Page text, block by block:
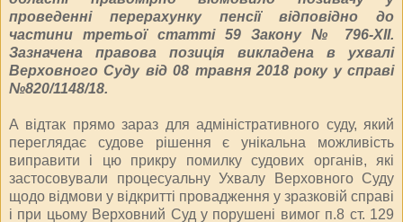
проведенні перерахунку пенсії відповідно до
частини третьої статті 59 Закону № 796-XII.
Зазначена правова позиція викладена в ухвалі
Верховного Суду від 08 травня 2018 року у справі
№820/1148/18.
А відтак прямо зараз для адміністративного суду, який
переглядає судове рішення є унікальна можливість
виправити і цю прикру помилку судових органів, які
застосовували процесуальну Ухвалу Верховного Суду
щодо відмови у відкритті провадження у зразковій справі
і при цьому Верховний Суд у порушені вимог п.8 ст. 129